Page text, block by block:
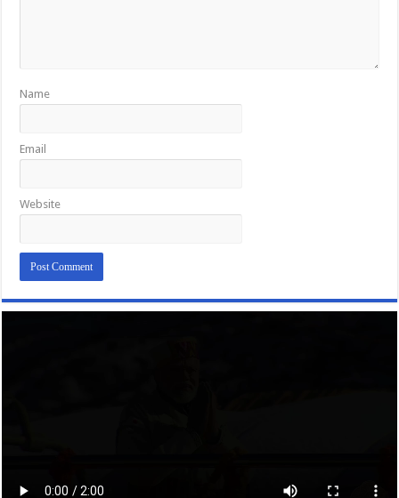
Name
Email
Website